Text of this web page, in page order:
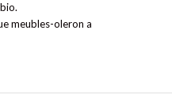
meubles-oleron a